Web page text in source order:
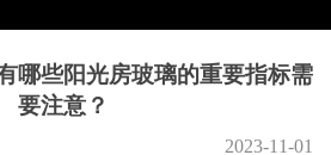
哪些阳光房玻璃的重要指标需
要注意？
2023-11-01